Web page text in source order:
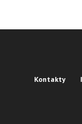
Kontakty